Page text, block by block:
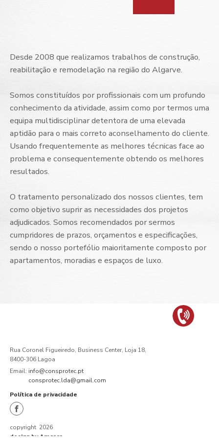
Desde 2008 que realizamos trabalhos de construção,
reabilitação e remodelação na região do Algarve.
Somos constituídos por profissionais com um profundo
conhecimento da atividade, assim como por termos uma
equipa multidisciplinar detentora de uma elevada
aptidão para o mais correto aconselhamento do cliente.
Usando frequentemente as melhores técnicas face ao
problema e consequentemente obtendo os melhores
resultados.
O tratamento personalizado dos nossos clientes, tem
como objetivo suprir as necessidades dos projetos
adjudicados. Somos recomendados por sermos
cumpridores de prazos, orçamentos e especificações,
sendo o nosso portefólio maioritamente composto por
apartamentos, moradias e espaços de luxo.
Rua Coronel Figueiredo, Business Center, Loja 18,
8400-306 Lagoa
Email: info@consprotec.pt
consprotec.lda@gmail.com
Política de privacidade
copyright 2026